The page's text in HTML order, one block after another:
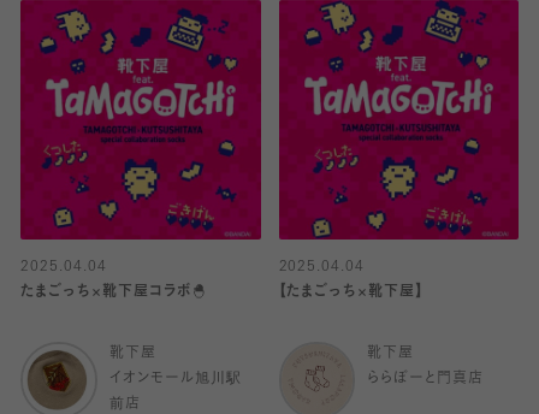
2025.04.04
たまごっち×靴下屋コラボ🐣
靴下屋
イオンモール旭川駅
前店
2025.04.04
【たまごっち×靴下屋】
靴下屋
ららぽーと門真店